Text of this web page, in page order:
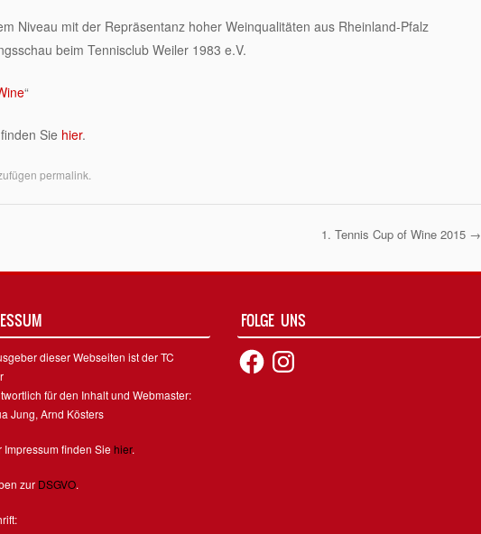
Niveau mit der Repräsentanz hoher Weinqualitäten aus Rheinland-Pfalz
beim Tennisclub Weiler 1983 e.V.
“
Sie hier.
permalink
1. Tennis Cup of Wine 2015 →
dieser Webseiten ist der TC
für den Inhalt und Webmaster:
Jung, Arnd Kösters
Impressum finden Siehier.
zur DSGVO.
FOLGE UNS
FacebookInstagram